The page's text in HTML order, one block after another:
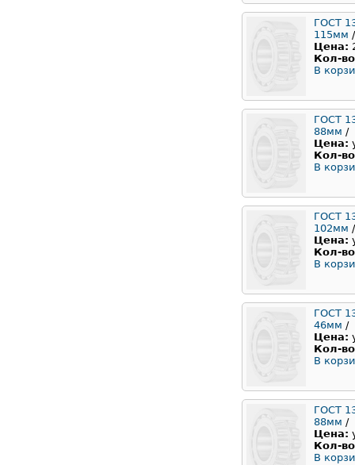
ГОСТ
115мм /
Цена:
Кол-
В
ГОСТ
88мм /
Цена:
Кол-
В
ГОСТ
102мм /
Цена:
Кол-
В
ГОСТ
46мм /
Цена:
Кол-
В
ГОСТ
88мм /
Цена:
Кол-
В